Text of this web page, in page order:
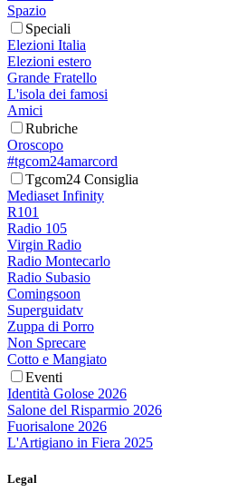
Spazio
Speciali
Elezioni Italia
Elezioni estero
Grande Fratello
L'isola dei famosi
Amici
Rubriche
Oroscopo
#tgcom24amarcord
Tgcom24 Consiglia
Mediaset Infinity
R101
Radio 105
Virgin Radio
Radio Montecarlo
Radio Subasio
Comingsoon
Superguidatv
Zuppa di Porro
Non Sprecare
Cotto e Mangiato
Eventi
Identità Golose 2026
Salone del Risparmio 2026
Fuorisalone 2026
L'Artigiano in Fiera 2025
Legal